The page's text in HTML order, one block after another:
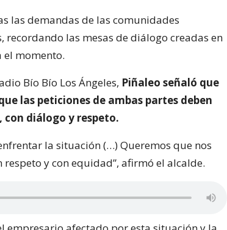
las demandas de las comunidades
recordando las mesas de diálogo creadas en
el momento.
Bío Bío Los Ángeles, Piñaleo señaló que
las peticiones de ambas partes deben
diálogo y respeto.
la situación (…) Queremos que nos
y con equidad”, afirmó el alcalde.